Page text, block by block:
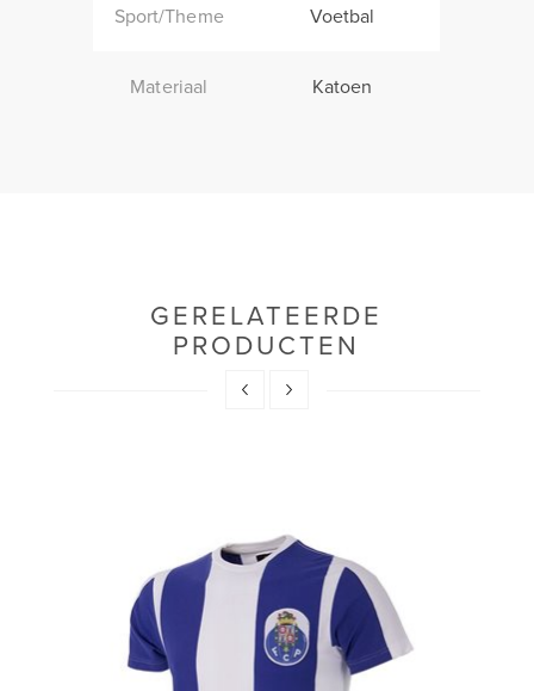
Sport/Theme Voetbal
Materiaal Katoen
GERELATEERDE
PRODUCTEN